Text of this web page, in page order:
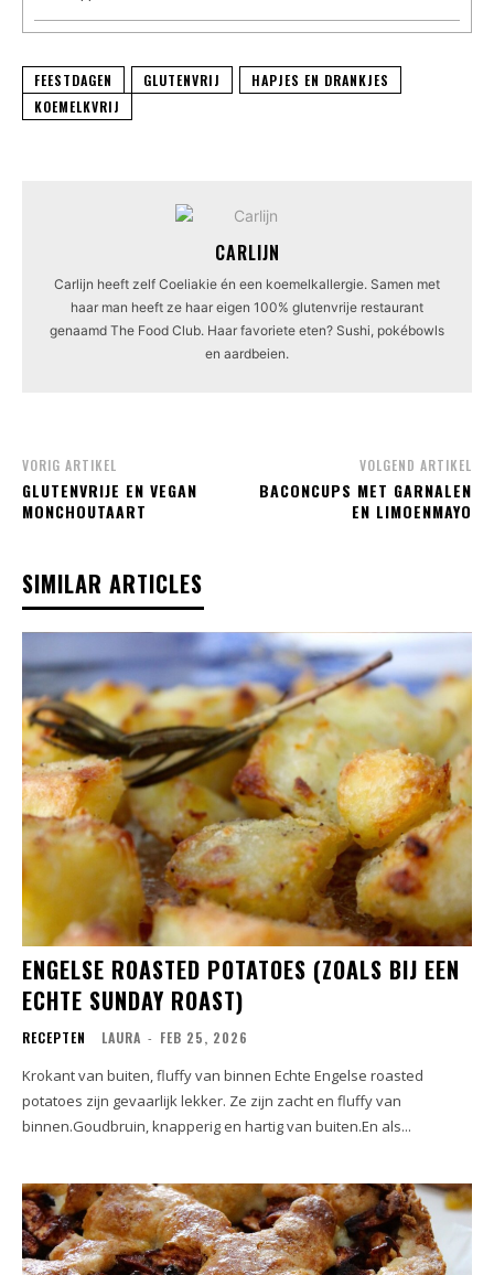
FEESTDAGEN GLUTENVRIJ
HAPJES EN DRANKJES
KOEMELKVRIJ
CARLIJN
Carlijn heeft zelf Coeliakie én een koemelkallergie. Samen met
haar man heeft ze haar eigen 100% glutenvrije restaurant
genaamd The Food Club. Haar favoriete eten? Sushi, pokébowls
en aardbeien.
VORIG ARTIKEL
GLUTENVRIJE EN VEGAN
MONCHOUTAART
VOLGEND ARTIKEL
BACONCUPS MET GARNALEN
EN LIMOENMAYO
SIMILAR ARTICLES
ENGELSE ROASTED POTATOES (ZOALS BIJ EEN
ECHTE SUNDAY ROAST)
RECEPTEN LAURA - FEB 25, 2026
Krokant van buiten, fluffy van binnen Echte Engelse roasted
potatoes zijn gevaarlijk lekker. Ze zijn zacht en fluffy van
binnen.Goudbruin, knapperig en hartig van buiten.En als...